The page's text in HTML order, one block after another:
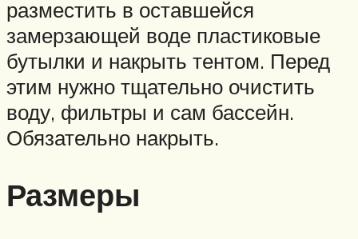
разместить в оставшейся
замерзающей воде пластиковые
бутылки и накрыть тентом. Перед
этим нужно тщательно очистить
воду, фильтры и сам бассейн.
Обязательно накрыть.
Размеры